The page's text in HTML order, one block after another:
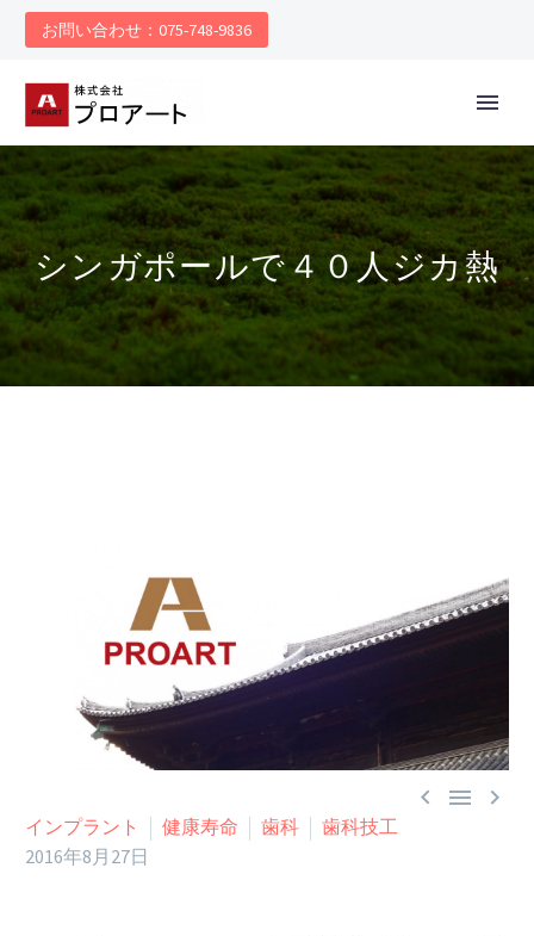
お問い合わせ：075-748-9836
シンガポールで４０人ジカ熱
  
インプラント 健康寿命 歯科
歯科技工
2016年8月27日